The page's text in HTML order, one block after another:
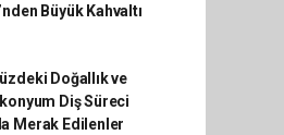
Büyük Kahvaltı
Doğallık ve
Diş Süreci
Merak Edilenler